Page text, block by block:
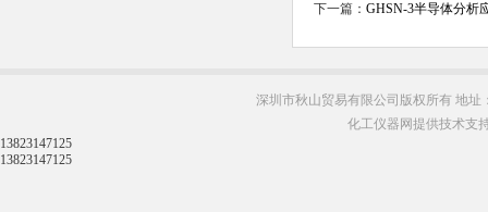
下一篇： GHSN-3半导体分析
深圳市秋山贸易有限公司版权所有 地址
化工仪器网提供技术支
13823147125
13823147125